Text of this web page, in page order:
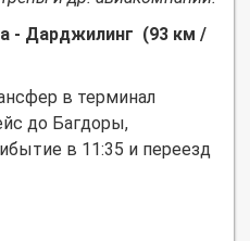
- Дарджилинг (93 км /
в терминал
до Багдоры,
в 11:35 и переезд